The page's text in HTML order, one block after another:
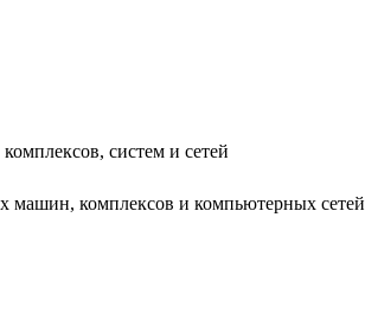
систем и сетей
машин, комплексов и компьютерных сетей